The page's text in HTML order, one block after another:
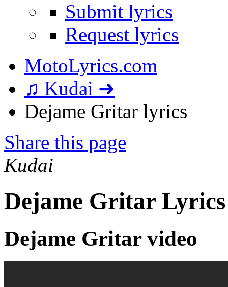
Submit lyrics
Request lyrics
MotoLyrics.com
♫ Kudai ➜
Dejame Gritar lyrics
Share this page
Kudai
Dejame Gritar Lyrics
Dejame Gritar video